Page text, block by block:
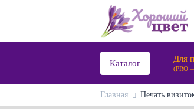
Каталог Для
(PRO
Главная Печать